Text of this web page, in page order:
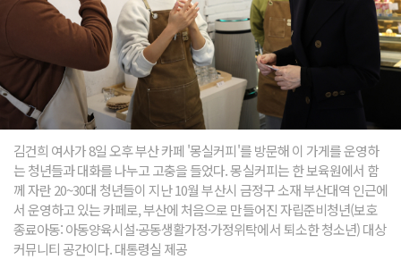
김건희 여사가 8일 오후 부산 카페 '몽실커피'를 방문해 이 가게를 운영하
는 청년들과 대화를 나누고 고충을 들었다. 몽실커피는 한 보육원에서 함
께 자란 20~30대 청년들이 지난 10월 부산시 금정구 소재 부산대역 인근에
서 운영하고 있는 카페로, 부산에 처음으로 만들어진 자립준비청년(보호
종료아동: 아동양육시설·공동생활가정·가정위탁에서 퇴소한 청소년) 대상
커뮤니티 공간이다. 대통령실 제공